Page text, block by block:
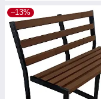
–13%